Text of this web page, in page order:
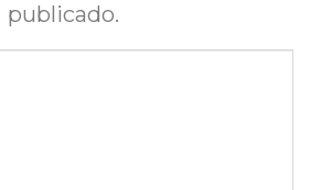
publicado.